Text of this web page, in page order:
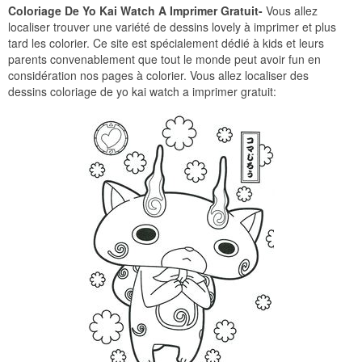
Coloriage De Yo Kai Watch A Imprimer Gratuit- Vous allez
localiser trouver une variété de dessins lovely à imprimer et plus
tard les colorier. Ce site est spécialement dédié à kids et leurs
parents convenablement que tout le monde peut avoir fun en
considération nos pages à colorier. Vous allez localiser des
dessins coloriage de yo kai watch a imprimer gratuit: